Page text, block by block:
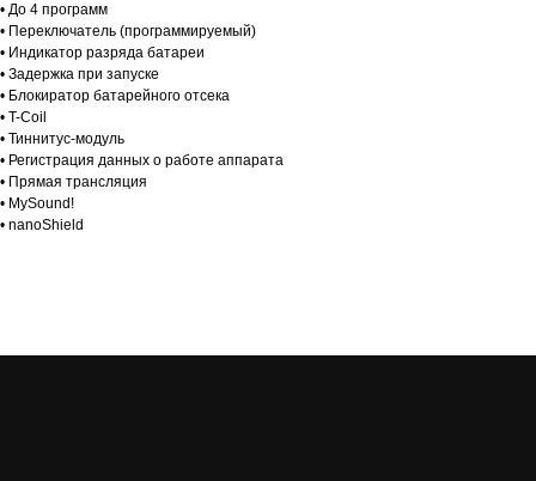
• До 4 программ
• Переключатель (программируемый)
• Индикатор разряда батареи
• Задержка при запуске
• Блокиратор батарейного отсека
• T-Coil
• Тиннитус-модуль
• Регистрация данных о работе аппарата
• Прямая трансляция
• MySound!
• nanoShield